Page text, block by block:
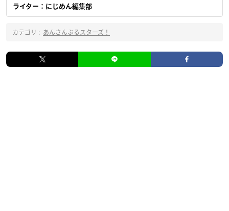
ライター：にじめん編集部
カテゴリ : あんさんぶるスターズ！